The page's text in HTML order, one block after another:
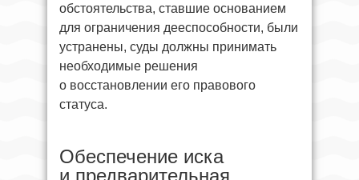
обстоятельства, ставшие основанием
для ограничения дееспособности, были
устранены, суды должны принимать
необходимые решения
о восстановлении его правового
статуса.
Обеспечение иска
и предварительная